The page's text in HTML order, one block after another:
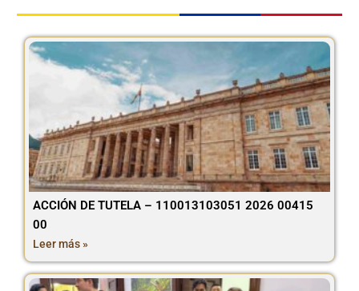
ACCIÓN DE TUTELA – 110013103051 2026 00415
00
Leer más »